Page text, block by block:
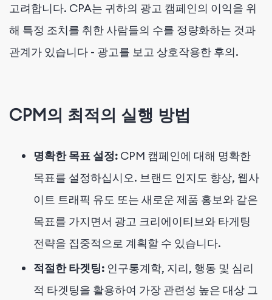
고려합니다. CPA는 귀하의 광고 캠페인의 이익을 위
해 특정 조치를 취한 사람들의 수를 정량화하는 것과
관계가 있습니다 - 광고를 보고 상호작용한 후의.
CPM의 최적의 실행 방법
명확한 목표 설정: CPM 캠페인에 대해 명확한
목표를 설정하십시오. 브랜드 인지도 향상, 웹사
이트 트래픽 유도 또는 새로운 제품 홍보와 같은
목표를 가지면서 광고 크리에이티브와 타게팅
전략을 집중적으로 계획할 수 있습니다.
적절한 타겟팅: 인구통계학, 지리, 행동 및 심리
적 타겟팅을 활용하여 가장 관련성 높은 대상 그